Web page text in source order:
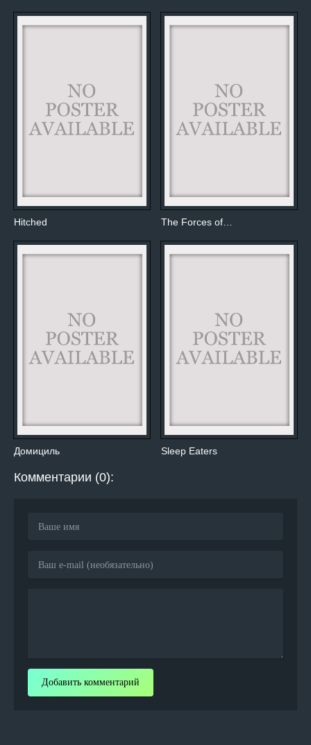
Hitched The Forces of…
Домициль Sleep Eaters
Комментарии (0):
Добавить комментарий